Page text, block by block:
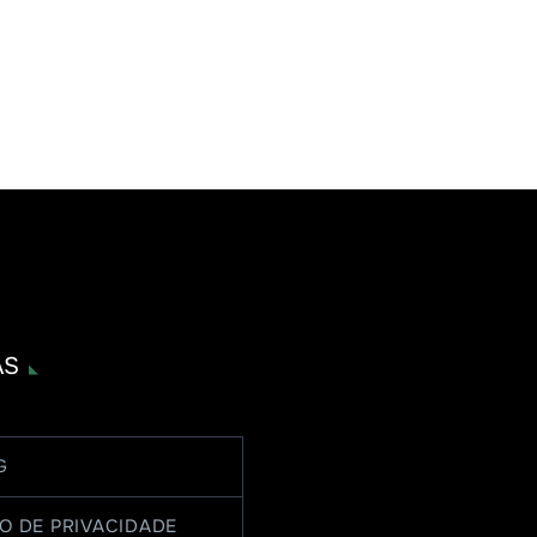
DE PRIVACIDADE